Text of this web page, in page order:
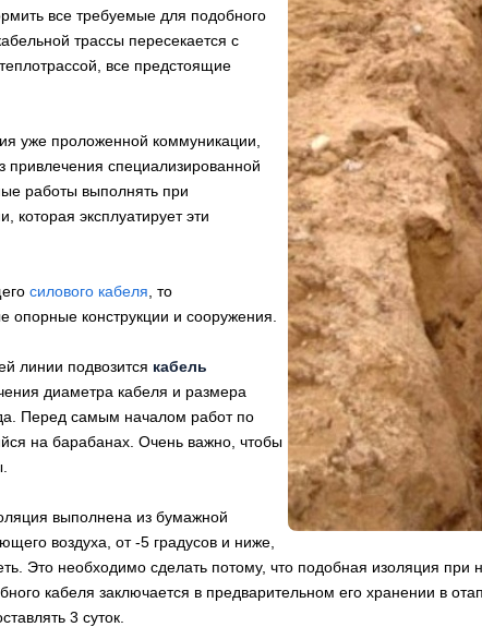
все требуемые для подобного
трассы пересекается с
все предстоящие
уже проложенной коммуникации,
специализированной
работы выполнять при
которая эксплуатирует эти
силового кабеля , то
опорные конструкции и сооружения.
линии подвозится кабель
диаметра кабеля и размера
Перед самым началом работ по
на барабанах. Очень важно, чтобы
выполнена из бумажной
воздуха, от -5 градусов и ниже,
Это необходимо сделать потому, что подобная изоляция при
кабеля заключается в предварительном его хранении в
3 суток.